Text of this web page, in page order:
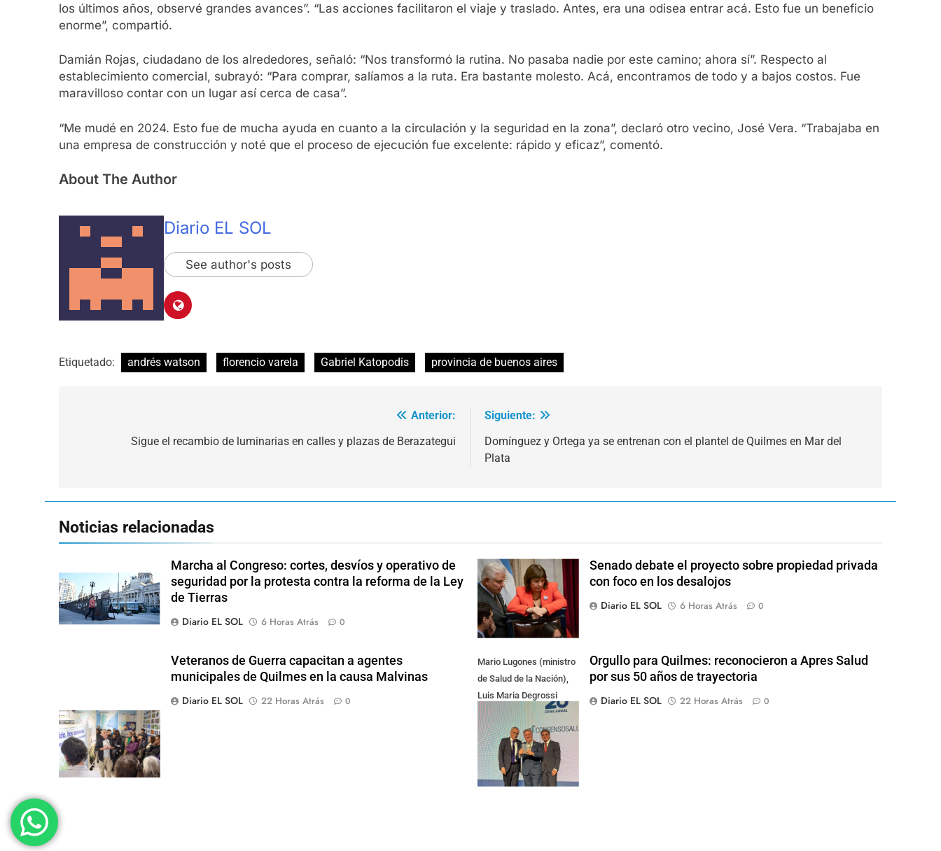
los últimos años, observé grandes avances”. “Las acciones facilitaron el viaje y traslado. Antes, era una odisea entrar acá. Esto fue un beneficio
enorme”, compartió.
Damián Rojas, ciudadano de los alrededores, señaló: “Nos transformó la rutina. No pasaba nadie por este camino; ahora sí”. Respecto al
establecimiento comercial, subrayó: “Para comprar, salíamos a la ruta. Era bastante molesto. Acá, encontramos de todo y a bajos costos. Fue
maravilloso contar con un lugar así cerca de casa”.
“Me mudé en 2024. Esto fue de mucha ayuda en cuanto a la circulación y la seguridad en la zona”, declaró otro vecino, José Vera. “Trabajaba en
una empresa de construcción y noté que el proceso de ejecución fue excelente: rápido y eficaz”, comentó.
About The Author
Diario EL SOL
See author's posts
Etiquetado: andrés watson florencio varela Gabriel Katopodis provincia de buenos aires
Anterior:
Sigue el recambio de luminarias en calles y plazas de Berazategui
Siguiente:
Domínguez y Ortega ya se entrenan con el plantel de Quilmes en Mar del
Plata
Noticias relacionadas
Marcha al Congreso: cortes, desvíos y operativo de
seguridad por la protesta contra la reforma de la Ley
de Tierras
Diario EL SOL
6 Horas Atrás 0
Senado debate el proyecto sobre propiedad privada
con foco en los desalojos
Diario EL SOL
6 Horas Atrás 0
Veteranos de Guerra capacitan a agentes
municipales de Quilmes en la causa Malvinas
Diario EL SOL
22 Horas Atrás 0
Mario Lugones (ministro
de Salud de la Nación),
Luis Maria Degrossi
(Presidente de Apres
Salud) y Cristian Mazza
(Presidente de ALAMI)
Orgullo para Quilmes: reconocieron a Apres Salud
por sus 50 años de trayectoria
Diario EL SOL
22 Horas Atrás 0